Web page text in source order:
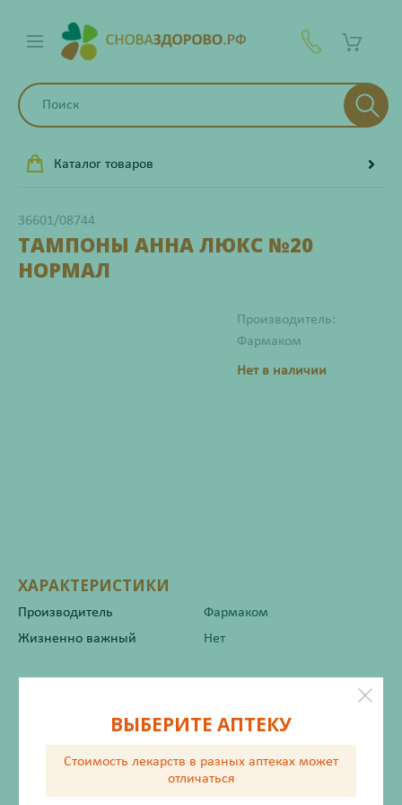
Каталог товаров
36601/08744
ТАМПОНЫ АННА ЛЮКС №20
НОРМАЛ
Производитель:
Фармаком
Нет в наличии
ХАРАКТЕРИСТИКИ
Производитель
Фармаком
Жизненно важный
Нет
ВЫБЕРИТЕ АПТЕКУ
Стоимость лекарств в разных аптеках может
отличаться